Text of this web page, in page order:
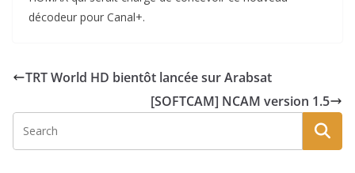
décodeur pour Canal+.
TRT World HD bientôt lancée sur Arabsat
[SOFTCAM] NCAM version 1.5